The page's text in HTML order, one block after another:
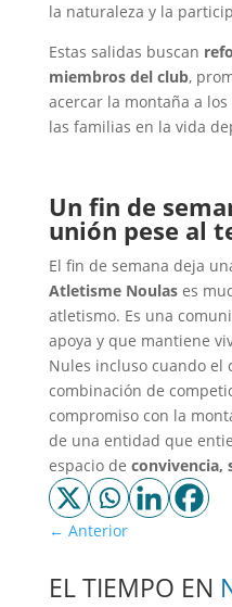
la naturaleza y la
Estas salidas buscan
miembros del club,
acercar la montaña a
las familias en la vida
Un fin de
unión pese al
El fin de semana deja
Atletisme Noulases
atletismo. Es una
apoya y que mantiene
Nules incluso cuando el
combinación de
compromiso con la
de una entidad que
espacio de convivencia,
← Anterior
EL TIEMPO EN